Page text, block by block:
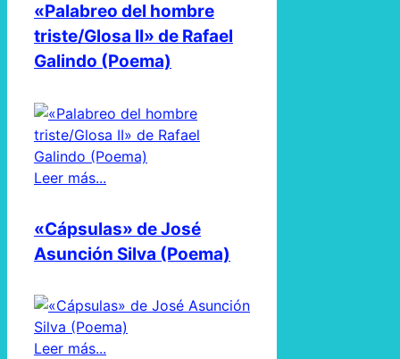
«Palabreo del hombre
triste/Glosa II» de Rafael
Galindo (Poema)
Leer más...
«Cápsulas» de José
Asunción Silva (Poema)
Leer más...